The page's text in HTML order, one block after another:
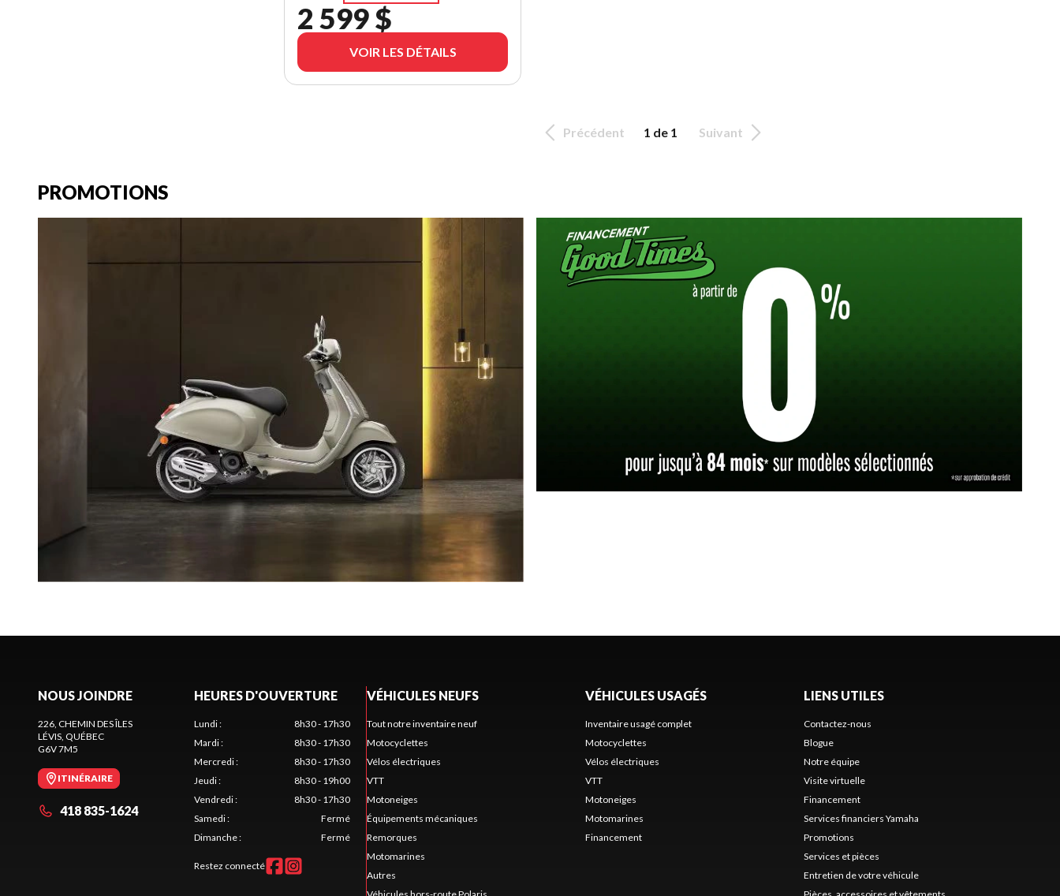
2 599 $
VOIR LES DÉTAILS
Précédent 1 de 1 Suivant
PROMOTIONS
NOUS JOINDRE
226, CHEMIN DES ÎLES
LÉVIS, QUÉBEC
G6V 7M5
ITINÉRAIRE
418 835-1624
HEURES D'OUVERTURE
Lundi:
8h30 - 17h30
Mardi:
8h30 - 17h30
Mercredi:
8h30 - 17h30
Jeudi:
8h30 - 19h00
Vendredi:
8h30 - 17h30
Samedi:
Fermé
Dimanche: Fermé
Restez connecté
VÉHICULES NEUFS
Tout notre inventaire neuf
Motocyclettes
Vélos électriques
VTT
Motoneiges
Équipements mécaniques
Remorques
Motomarines
Autres
VÉHICULES USAGÉS
Inventaire usagé complet
Motocyclettes
Vélos électriques
VTT
Motoneiges
Motomarines
Financement
LIENS UTILES
Contactez-nous
Blogue
Notre équipe
Visite virtuelle
Financement
Services financiers Yamaha
Promotions
Services et pièces
Entretien de votre véhicule